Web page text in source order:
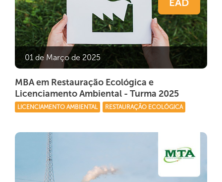
01 de Março de 2025
MBA em Restauração Ecológica e
Licenciamento Ambiental - Turma 2025
LICENCIAMENTO AMBIENTAL RESTAURAÇÃO ECOLÓGICA